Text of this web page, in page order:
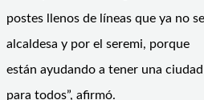
postes llenos de líneas que ya no
alcaldesa y por el seremi, porque
están ayudando a tener una
para todos”, afirmó.